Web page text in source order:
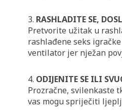
3. RASHLADITE SE,
Pretvorite užitak u
rashlađene seks
ventilator jer nježan
4. ODIJENITE SE ILI
Prozračne, svilenkaste
vas mogu spriječiti